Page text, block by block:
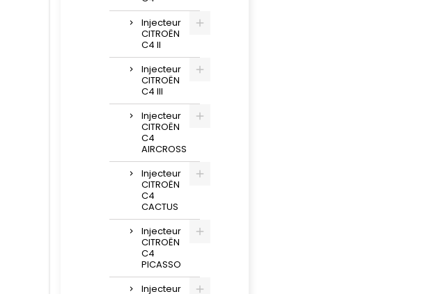
Injecteur
CITROËN
C4 II
Injecteur
CITROËN
C4 III
Injecteur
CITROËN
C4
AIRCROSS
Injecteur
CITROËN
C4
CACTUS
Injecteur
CITROËN
C4
PICASSO
Injecteur